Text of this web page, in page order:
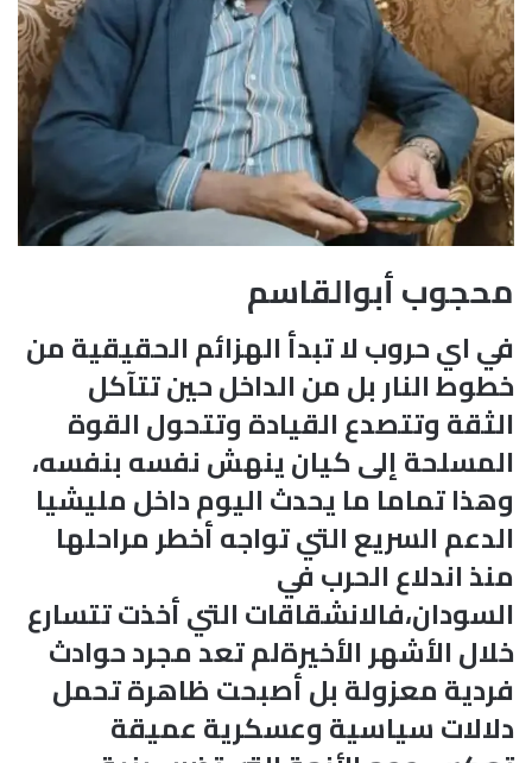
محجوب أبوالقاسم
في اي حروب لا تبدأ الهزائم الحقيقية من
خطوط النار بل من الداخل حين تتآكل
الثقة وتتصدع القيادة وتتحول القوة
المسلحة إلى كيان ينهش نفسه بنفسه،
وهذا تماما ما يحدث اليوم داخل مليشيا
الدعم السريع التي تواجه أخطر مراحلها
منذ اندلاع الحرب في
السودان،فالانشقاقات التي أخذت تتسارع
خلال الأشهر الأخيرةلم تعد مجرد حوادث
فردية معزولة بل أصبحت ظاهرة تحمل
دلالات سياسية وعسكرية عميقة